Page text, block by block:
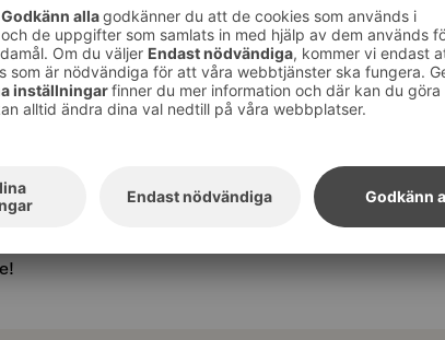
Hanna-Mari Gillberg.
därför förnyade vi gymmet i
Ab Hur Oy. I det 50 m² stora
SmartTouch-gymmaskiner från
och lättanvända. På bara 30
Gymmet är även utrustat med
ett löpband och en